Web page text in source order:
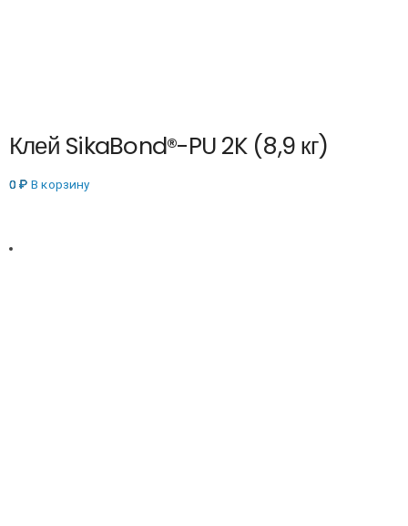
Клей SikaBond®-PU 2K (8,9 кг)
0₽ В корзину